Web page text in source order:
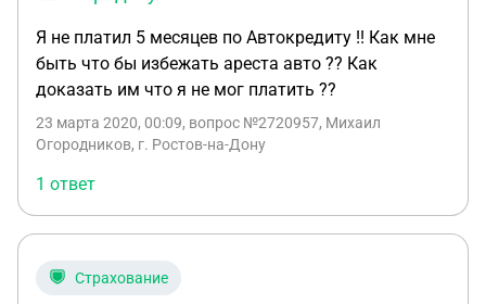
Я не платил 5 месяцев по Автокредиту !! Как мне
быть что бы избежать ареста авто ?? Как
доказать им что я не мог платить ??
23 марта 2020, 00:09, вопрос №2720957, Михаил
Огородников, г. Ростов-на-Дону
1 ответ
Страхование